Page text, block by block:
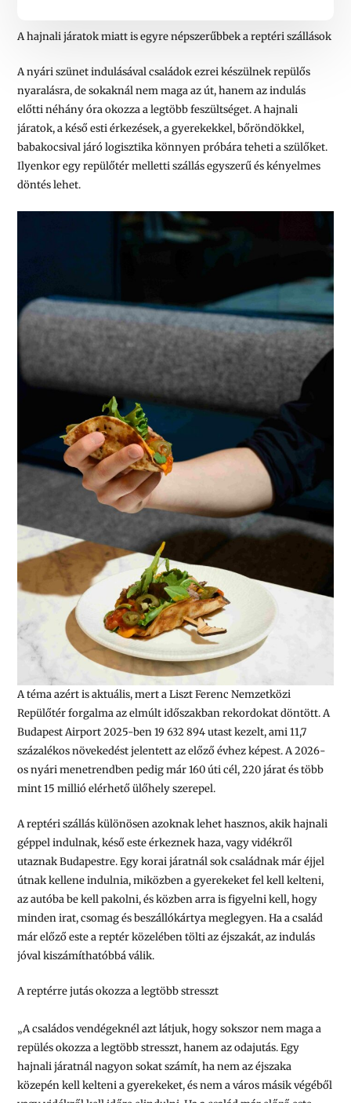
A hajnali járatok miatt is egyre népszerűbbek a reptéri szállások
A nyári szünet indulásával családok ezrei készülnek repülős
nyaralásra, de sokaknál nem maga az út, hanem az indulás
előtti néhány óra okozza a legtöbb feszültséget. A hajnali
járatok, a késő esti érkezések, a gyerekekkel, bőröndökkel,
babakocsival járó logisztika könnyen próbára teheti a szülőket.
Ilyenkor egy repülőtér melletti szállás egyszerű és kényelmes
döntés lehet.
A téma azért is aktuális, mert a Liszt Ferenc Nemzetközi
Repülőtér forgalma az elmúlt időszakban rekordokat döntött. A
Budapest Airport 2025-ben 19 632 894 utast kezelt, ami 11,7
százalékos növekedést jelentett az előző évhez képest. A 2026-
os nyári menetrendben pedig már 160 úti cél, 220 járat és több
mint 15 millió elérhető ülőhely szerepel.
A reptéri szállás különösen azoknak lehet hasznos, akik hajnali
géppel indulnak, késő este érkeznek haza, vagy vidékről
utaznak Budapestre. Egy korai járatnál sok családnak már éjjel
útnak kellene indulnia, miközben a gyerekeket fel kell kelteni,
az autóba be kell pakolni, és közben arra is figyelni kell, hogy
minden irat, csomag és beszállókártya meglegyen. Ha a család
már előző este a reptér közelében tölti az éjszakát, az indulás
jóval kiszámíthatóbbá válik.
A reptérre jutás okozza a legtöbb stresszt
„A családos vendégeknél azt látjuk, hogy sokszor nem maga a
repülés okozza a legtöbb stresszt, hanem az odajutás. Egy
hajnali járatnál nagyon sokat számít, ha nem az éjszaka
közepén kell kelteni a gyerekeket, és nem a város másik végéből